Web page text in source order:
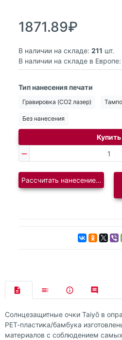
1871.89₽
В наличии на складе: 211 шт.
В наличии на складе в Европе:
Тип нанесения печати
Гравировка (CO2 лазер)
Без нанесения
Купить
Рассчитать нанесение
Солнцезащитные очки Taiyō в
РЕТ-пластика/бамбука
материалов с соблюдением